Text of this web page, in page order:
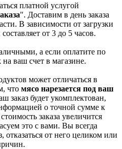
платной услугой
". Доставим в день заказа
В зависимости от загрузки
от 3 до 5 часов.
а если оплатите по
ваш счет в магазине.
может отличаться в
что мясо нарезается под ваш
заказ будет укомплектован,
о точной сумме к
заказа увеличится
это с вами. Вы всегда
отказаться от него целиком или